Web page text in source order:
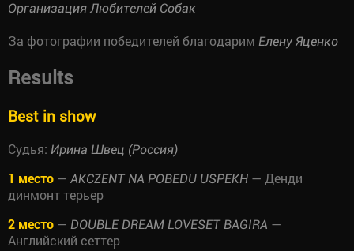
Организация Любителей Собак
За фотографии победителей благодарим Елену Яценко
Results
Best in show
Судья: Ирина Швец (Россия)
1 место — AKCZENT NA POBEDU USPEKH — Денди
динмонт терьер
2 место — DOUBLE DREAM LOVESET BAGIRA —
Английский сеттер